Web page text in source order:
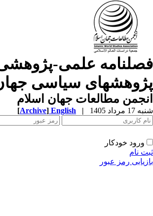
علمی-پژوهشی
سیاسی جهان
مطالعات جهان اسلام
مرداد 1405 |
English
[Archive]
ورود خودکار
نام
رمز عبور